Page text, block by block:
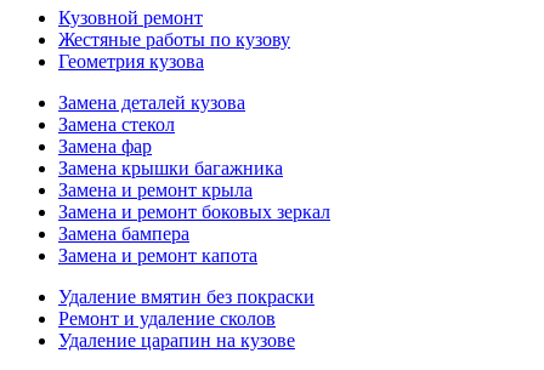
Кузовной ремонт
Жестяные работы по кузову
Геометрия кузова
Замена деталей кузова
Замена стекол
Замена фар
Замена крышки багажника
Замена и ремонт крыла
Замена и ремонт боковых зеркал
Замена бампера
Замена и ремонт капота
Удаление вмятин без покраски
Ремонт и удаление сколов
Удаление царапин на кузове